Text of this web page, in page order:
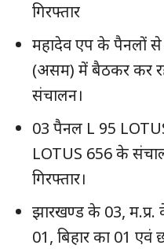
गिरफ्तार
महादेव एप के पैनलों से
(असम) में बैठकर कर
संचालन।
03 पैनल L 95
LOTUS 656 के
गिरफ्तार।
झारखण्ड के 03, म.प्र.
01, बिहार का 01